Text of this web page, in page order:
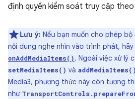
định quyền kiểm soát truy cập
Lưu ý: Nếu bạn muốn cho phép
nội dung nghe nhìn vào trình phát,
onAddMediaItems(). Ngoài việc xử lý
setMediaItems() và addMediaItems()
Media3, phương thức này còn tương
như